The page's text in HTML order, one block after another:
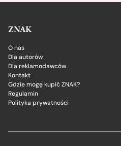
ZNAK
O nas
Dla autorów
Dla reklamodawców
Kontakt
Gdzie mogę kupić ZNAK?
Regulamin
Polityka prywatności